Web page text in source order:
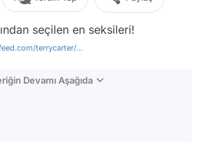
seçilen en seksileri!
terrycarter/...
Devamı Aşağıda